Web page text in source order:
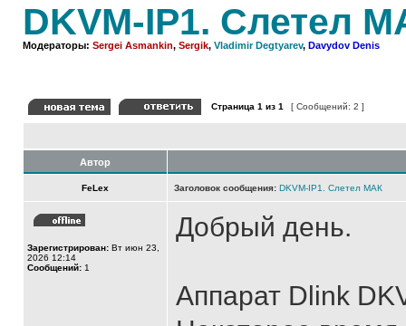
DKVM-IP1. Слетел
Модераторы: Sergei Asmankin, Sergik, Vladimir Degtyarev, Davydov Denis
Страница 1 из 1 [ Сообщений: 2 ]
Автор
FeLex Заголовок сообщения: DKVM-IP1. Слетел МАК
Зарегистрирован: Вт июн 23,
2026 12:14
Сообщений: 1
Добрый день.
Аппарат Dlink